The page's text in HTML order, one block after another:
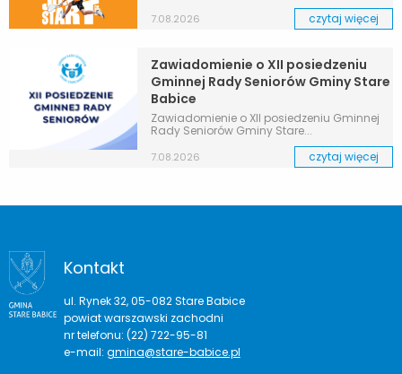
7.08.2026 czytaj więcej
Zawiadomienie o XII posiedzeniu
Gminnej Rady Seniorów Gminy Stare
Babice
Zawiadomienie o XII posiedzeniu Gminnej
Rady Seniorów Gminy Stare...
7.08.2026 czytaj więcej
Kontakt
ul. Rynek 32, 05-082 Stare Babice
powiat warszawski zachodni
nr telefonu: (22) 722-95-81
e-mail: gmina@stare-babice.pl